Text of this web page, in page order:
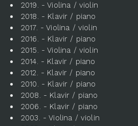
2019. - Violina / violin
2018. - Klavir / piano
2017. - Violina / violin
2016. - Klavir / piano
2015. - Violina / violin
2014. - Klavir / piano
2012. - Klavir / piano
2010. - Klavir / piano
2008. - Klavir / piano
2006. - Klavir / piano
2003. - Violina / violin